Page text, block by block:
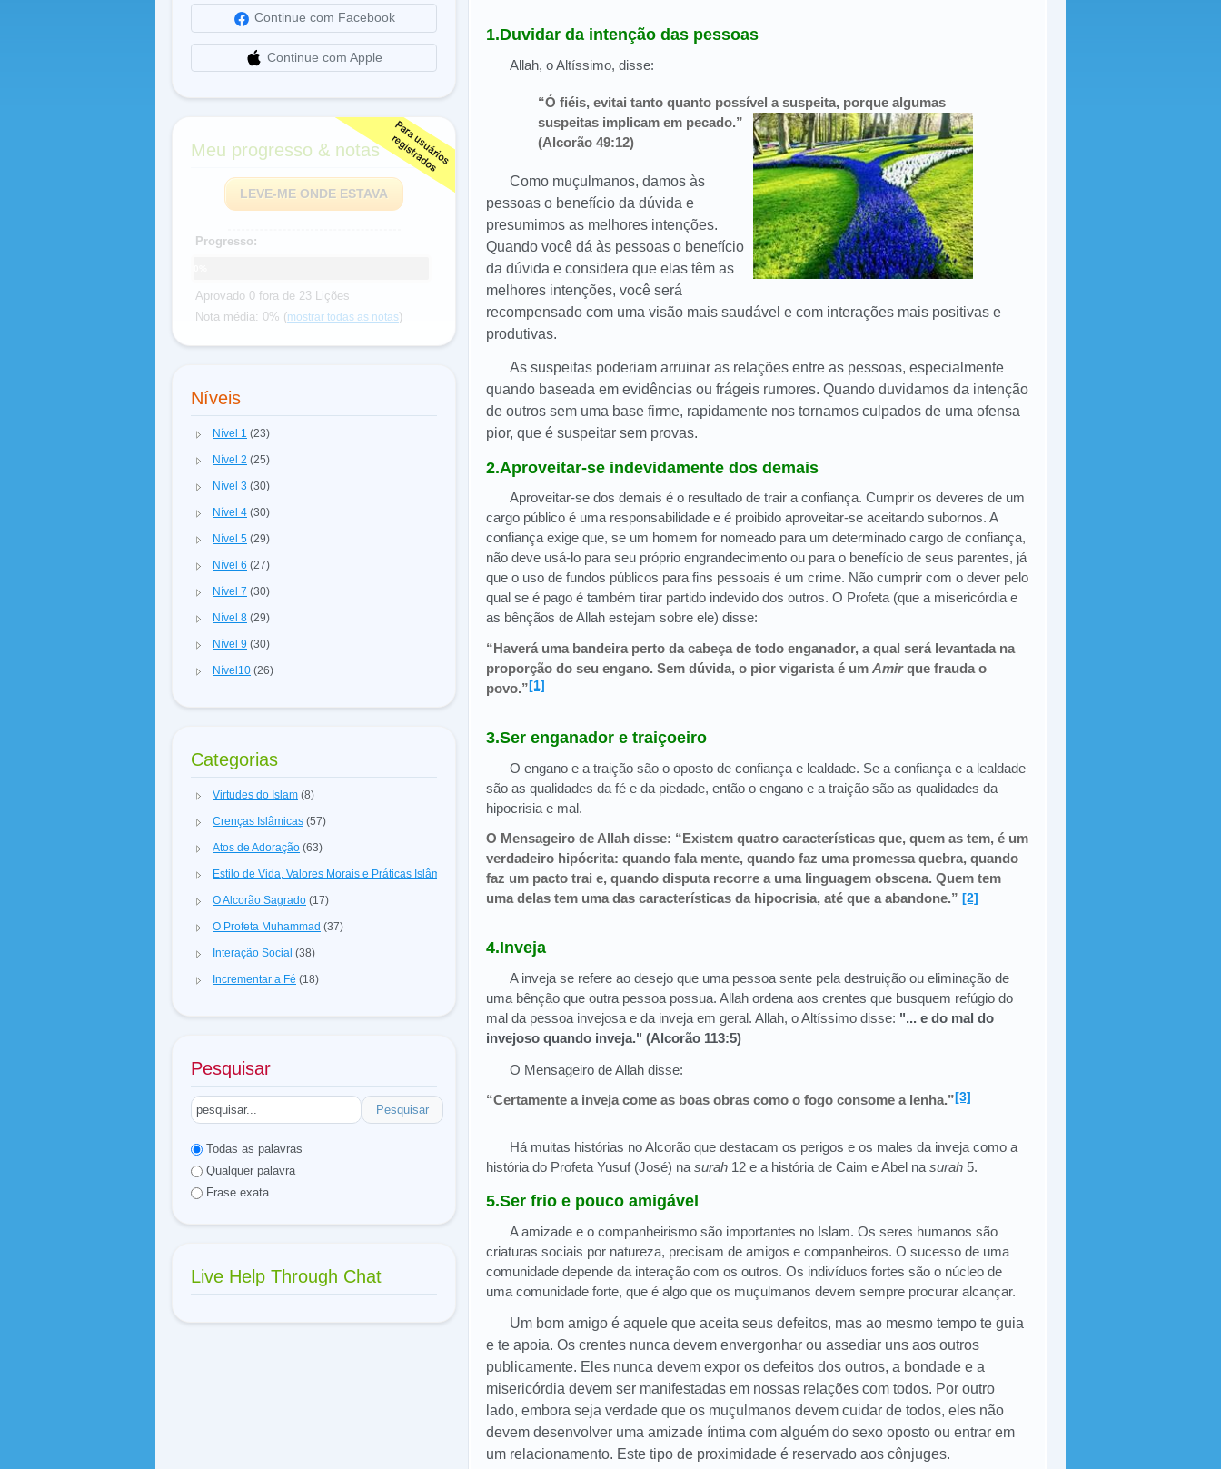
Continue com Facebook
Continue com Apple
Meu progresso & notas
LEVE-ME ONDE ESTAVA
Progresso:
Aprovado 0 fora de 23 Lições
Nota média: 0% (mostrar todas as notas)
Níveis
Nível 1 (23)
Nível 2 (25)
Nível 3 (30)
Nível 4 (30)
Nível 5 (29)
Nível 6 (27)
Nível 7 (30)
Nível 8 (29)
Nível 9 (30)
Nível10 (26)
Categorias
Virtudes do Islam (8)
Crenças Islâmicas (57)
Atos de Adoração (63)
Estilo de Vida, Valores Morais e Práticas Islâmicas
O Alcorão Sagrado (17)
O Profeta Muhammad (37)
Interação Social (38)
Incrementar a Fé (18)
Pesquisar
Pesquisar
Todas as palavras
Qualquer palavra
Frase exata
Live Help Through Chat
1.Duvidar da intenção das pessoas
Allah, o Altíssimo, disse:
“Ó fiéis, evitai tanto quanto possível a suspeita, porque algumas
suspeitas implicam em pecado.”
(Alcorão 49:12)
Como muçulmanos, damos às
pessoas o benefício da dúvida e
presumimos as melhores intenções.
Quando você dá às pessoas o benefício
da dúvida e considera que elas têm as
melhores intenções, você será
recompensado com uma visão mais saudável e com interações mais positivas e
produtivas.
As suspeitas poderiam arruinar as relações entre as pessoas, especialmente
quando baseada em evidências ou frágeis rumores. Quando duvidamos da intenção
de outros sem uma base firme, rapidamente nos tornamos culpados de uma ofensa
pior, que é suspeitar sem provas.
2.Aproveitar-se indevidamente dos demais
Aproveitar-se dos demais é o resultado de trair a confiança. Cumprir os deveres de um
cargo público é uma responsabilidade e é proibido aproveitar-se aceitando subornos. A
confiança exige que, se um homem for nomeado para um determinado cargo de confiança,
não deve usá-lo para seu próprio engrandecimento ou para o benefício de seus parentes, já
que o uso de fundos públicos para fins pessoais é um crime. Não cumprir com o dever pelo
qual se é pago é também tirar partido indevido dos outros. O Profeta (que a misericórdia e
as bênçãos de Allah estejam sobre ele) disse:
“Haverá uma bandeira perto da cabeça de todo enganador, a qual será levantada na
proporção do seu engano. Sem dúvida, o pior vigarista é um Amirque frauda o
povo.”[1]
3.Ser enganador e traiçoeiro
O engano e a traição são o oposto de confiança e lealdade. Se a confiança e a lealdade
são as qualidades da fé e da piedade, então o engano e a traição são as qualidades da
hipocrisia e mal.
O Mensageiro de Allah disse: “Existem quatro características que, quem as tem, é um
verdadeiro hipócrita: quando fala mente, quando faz uma promessa quebra, quando
faz um pacto trai e, quando disputa recorre a uma linguagem obscena. Quem tem
uma delas tem uma das características da hipocrisia, até que a abandone.” [2]
4.Inveja
A inveja se refere ao desejo que uma pessoa sente pela destruição ou eliminação de
uma bênção que outra pessoa possua. Allah ordena aos crentes que busquem refúgio do
mal da pessoa invejosa e da inveja em geral. Allah, o Altíssimo disse: "... e do mal do
invejoso quando inveja." (Alcorão 113:5)
O Mensageiro de Allah disse:
“Certamente a inveja come as boas obras como o fogo consome a lenha.”[3]
Há muitas histórias no Alcorão que destacam os perigos e os males da inveja como a
história do Profeta Yusuf (José) na surah 12 e a história de Caim e Abel na surah 5.
5.Ser frio e pouco amigável
A amizade e o companheirismo são importantes no Islam. Os seres humanos são
criaturas sociais por natureza, precisam de amigos e companheiros. O sucesso de uma
comunidade depende da interação com os outros. Os indivíduos fortes são o núcleo de
uma comunidade forte, que é algo que os muçulmanos devem sempre procurar alcançar.
Um bom amigo é aquele que aceita seus defeitos, mas ao mesmo tempo te guia
e te apoia. Os crentes nunca devem envergonhar ou assediar uns aos outros
publicamente. Eles nunca devem expor os defeitos dos outros, a bondade e a
misericórdia devem ser manifestadas em nossas relações com todos. Por outro
lado, embora seja verdade que os muçulmanos devem cuidar de todos, eles não
devem desenvolver uma amizade íntima com alguém do sexo oposto ou entrar em
um relacionamento. Este tipo de proximidade é reservado aos cônjuges.